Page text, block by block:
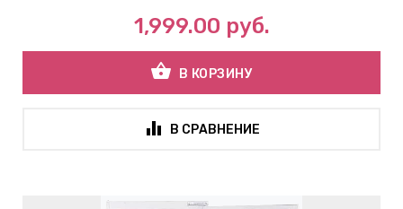
1,999.00 руб.
shopping_basket В КОРЗИНУ
В СРАВНЕНИЕ